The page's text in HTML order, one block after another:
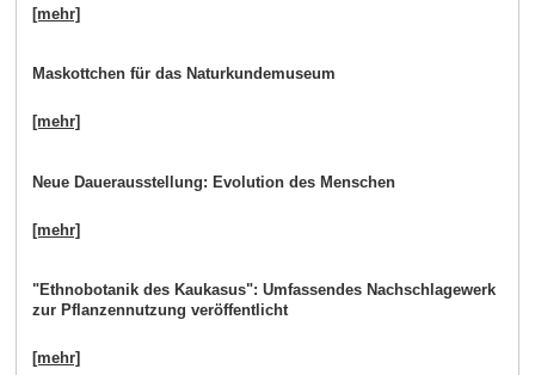
[mehr]
Maskottchen für das Naturkundemuseum
[mehr]
Neue Dauerausstellung: Evolution des Menschen
[mehr]
"Ethnobotanik des Kaukasus": Umfassendes Nachschlagewerk
zur Pflanzennutzung veröffentlicht
[mehr]